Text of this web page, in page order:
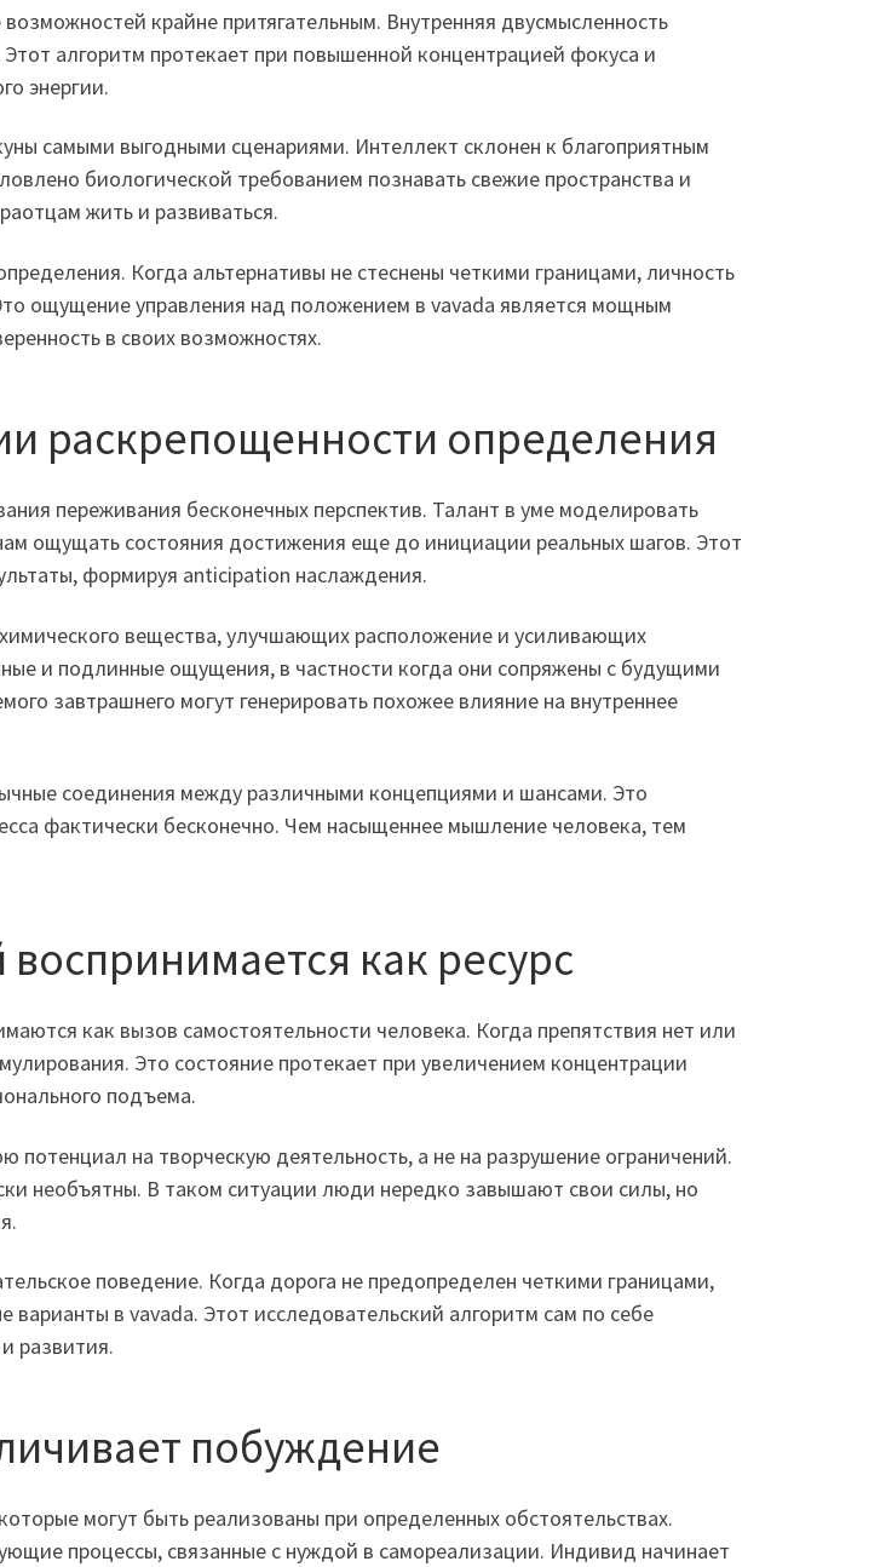
крайне притягательным. Внутренняя двусмысленность
алгоритм протекает при повышенной концентрацией фокуса и
энергии.
самыми выгодными сценариями. Интеллект склонен к благоприятным
биологической требованием познавать свежие пространства и
жить и развиваться.
Когда альтернативы не стеснены четкими границами, личность
ощущение управления над положением в vavada является мощным
в своих возможностях.
раскрепощенности определения
переживания бесконечных перспектив. Талант в уме моделировать
ощущать состояния достижения еще до инициации реальных шагов. Этот
формируя anticipation наслаждения.
вещества, улучшающих расположение и усиливающих
и подлинные ощущения, в частности когда они сопряжены с будущими
завтрашнего могут генерировать похожее влияние на внутреннее
соединения между различными концепциями и шансами. Это
фактически бесконечно. Чем насыщеннее мышление человека, тем
как ресурс
как вызов самостоятельности человека. Когда препятствия нет или
Это состояние протекает при увеличением концентрации
подъема.
потенциал на творческую деятельность, а не на разрушение ограничений.
необъятны. В таком ситуации люди нередко завышают свои силы, но
поведение. Когда дорога не предопределен четкими границами,
в vavada. Этот исследовательский алгоритм сам по себе
развития.
побуждение
могут быть реализованы при определенных обстоятельствах.
процессы, связанные с нуждой в самореализации. Индивид начинает